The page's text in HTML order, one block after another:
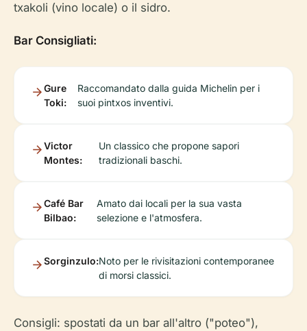
txakoli (vino locale) o il sidro.
Bar Consigliati:
Gure
Toki:
Raccomandato dalla guida Michelin per i
suoi pintxos inventivi.
Victor
Montes:
Un classico che propone sapori
tradizionali baschi.
Café Bar
Bilbao:
Amato dai locali per la sua vasta
selezione e l'atmosfera.
Sorginzulo:Noto per le rivisitazioni contemporanee
di morsi classici.
Consigli: spostati da un bar all'altro ("poteo"),